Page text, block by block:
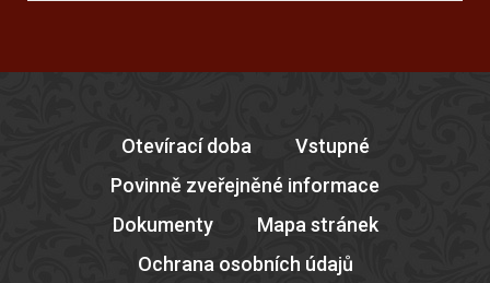
Otevírací doba
Vstupné
Povinně zveřejněné informace
Dokumenty
Mapa stránek
Ochrana osobních údajů